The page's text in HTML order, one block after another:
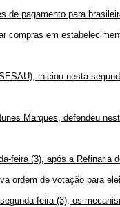
de pagamento para
compras em
iniciou nesta
Marques, defendeu
feira (3), após a
ordem de votação para
feira (3), os